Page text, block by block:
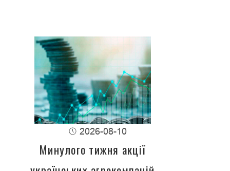
2026-08-10
Минулого тижня акції